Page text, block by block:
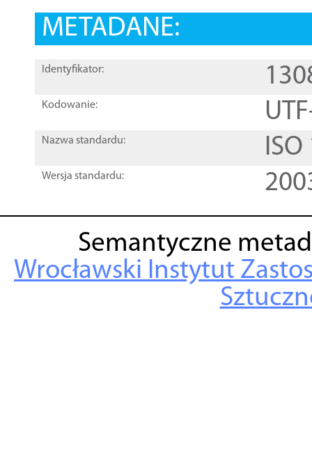
METADANE:
Identyfikator:
Kodowanie:
Nazwa standardu:
Wersja standardu:
Semantyczne
Wrocławski Instytut